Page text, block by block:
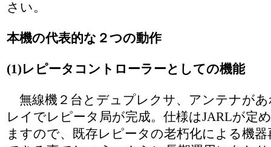
さい。
本機の代表的な２つの動作
(1)レピータコントローラーとしての機能
無線機２台とデュプレクサ、アンテナが
レイでレピータ局が完成。仕様はJARLが定
ますので、既存レピータの老朽化による機